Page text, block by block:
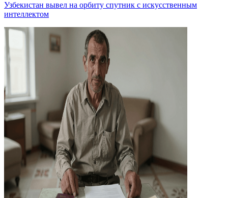
Узбекистан вывел на орбиту спутник с искусственным
интеллектом